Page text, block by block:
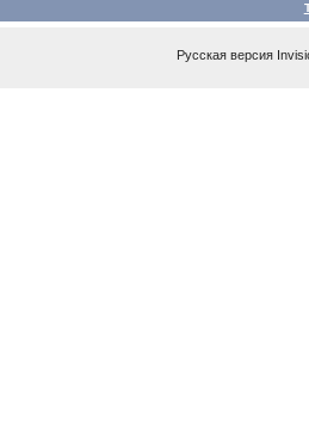
Русская версия